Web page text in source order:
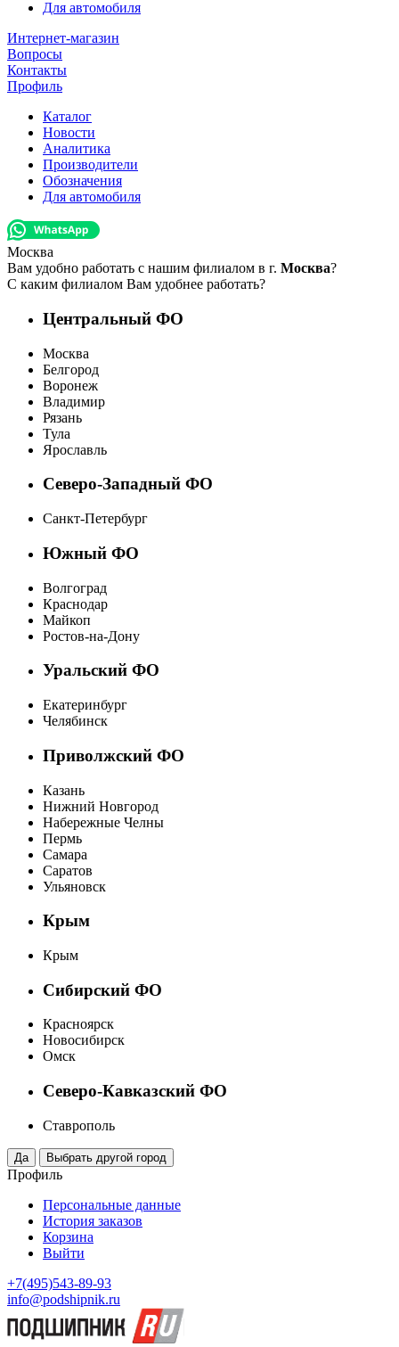
Для автомобиля
Интернет-магазин
Вопросы
Контакты
Профиль
Каталог
Новости
Аналитика
Производители
Обозначения
Для автомобиля
Москва
Вам удобно работать с нашим филиалом в г. Москва?
С каким филиалом Вам удобнее работать?
Центральный ФО
Москва
Белгород
Воронеж
Владимир
Рязань
Тула
Ярославль
Северо-Западный ФО
Санкт-Петербург
Южный ФО
Волгоград
Краснодар
Майкоп
Ростов-на-Дону
Уральский ФО
Екатеринбург
Челябинск
Приволжский ФО
Казань
Нижний Новгород
Набережные Челны
Пермь
Самара
Саратов
Ульяновск
Крым
Крым
Сибирский ФО
Красноярск
Новосибирск
Омск
Северо-Кавказский ФО
Ставрополь
Профиль
Персональные данные
История заказов
Корзина
Выйти
+7(495)543-89-93
info@podshipnik.ru